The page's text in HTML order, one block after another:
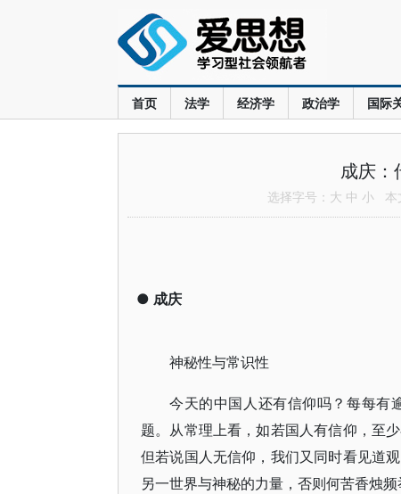
首页 法学 经济学 政治学 国际
成庆：
选择字号： 大 中 小 本
● 成庆
神秘性与常识性
今天的中国人还有信仰吗？每每有
题。从常理上看，如若国人有信仰，至
但若说国人无信仰，我们又同时看见道
另一世界与神秘的力量，否则何苦香烛频